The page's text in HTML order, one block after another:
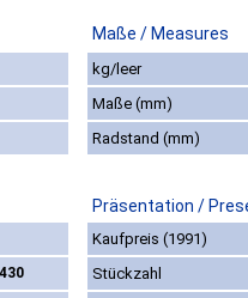
Maße / Measures
kg/leer
Maße (mm)
Radstand (mm)
Präsentation /
Kaufpreis (1991)
Stückzahl